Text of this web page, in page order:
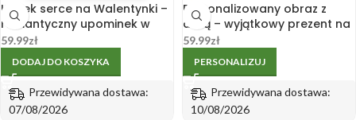
Kubek serce na Walentynki –
romantyczny upominek w
eleganckim opakowaniu
59.99zł
DODAJ DO KOSZYKA
Przewidywana dostawa:
07/08/2026
Personalizowany obraz z
datą – wyjątkowy prezent na
Walentynki
59.99zł
PERSONALIZUJ
Przewidywana dostawa:
10/08/2026